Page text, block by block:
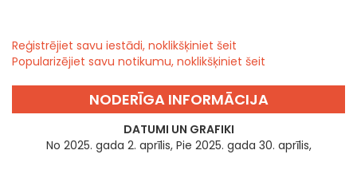
Reģistrējiet savu iestādi, noklikšķiniet šeit
Popularizējiet savu notikumu, noklikšķiniet šeit
NODERĪGA INFORMĀCIJA
DATUMI UN GRAFIKI
No 2025. gada 2. aprīlis, Pie 2025. gada 30. aprīlis,